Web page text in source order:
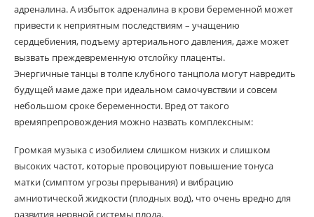
адреналина. А избыток адреналина в крови беременной может
привести к неприятным последствиям – учащению
сердцебиения, подъему артериального давления, даже может
вызвать преждевременную отслойку плаценты.
Энергичные танцы в толпе клубного танцпола могут навредить
будущей маме даже при идеальном самочувствии и совсем
небольшом сроке беременности. Вред от такого
времяпрепровождения можно назвать комплексным:
Громкая музыка с изобилием слишком низких и слишком
высоких частот, которые провоцируют повышение тонуса
матки (симптом угрозы прерывания) и вибрацию
амниотической жидкости (плодных вод), что очень вредно для
развития нервной системы плода.